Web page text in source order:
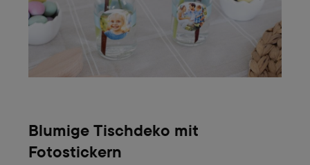
Blumige Tischdeko mit
Fotostickern